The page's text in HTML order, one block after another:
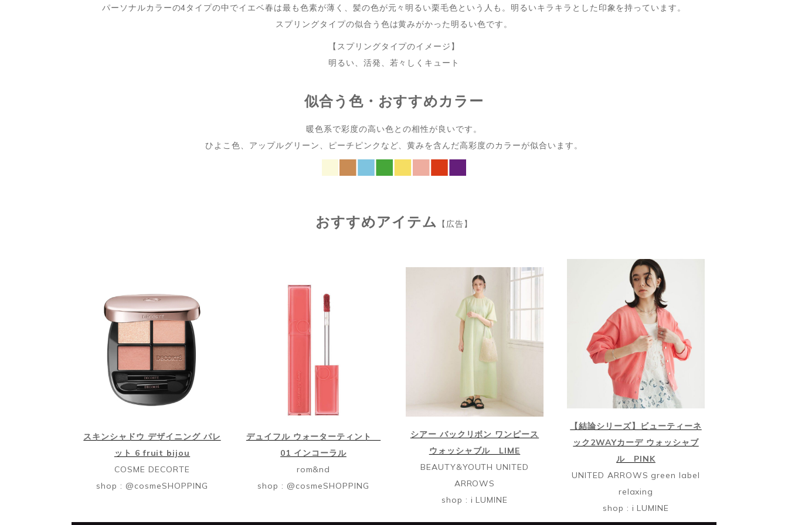
パーソナルカラーの4タイプの中でイエベ春は最も色素が薄く、髪の色が元々明るい栗毛色という人も。明るいキラキラとした印象を持っています。
スプリングタイプの似合う色は黄みがかった明るい色です。
【スプリングタイプのイメージ】
明るい、活発、若々しくキュート
似合う色・おすすめカラー
暖色系で彩度の高い色との相性が良いです。
ひよこ色、アップルグリーン、ピーチピンクなど、黄みを含んだ高彩度のカラーが似合います。
おすすめアイテム 【広告】
スキンシャドウ デザイニング パレ
ット 6 fruit bijou
COSME DECORTE
shop : @cosmeSHOPPING
デュイフル ウォーターティント
01 インコーラル
rom&nd
shop : @cosmeSHOPPING
シアー バックリボン ワンピース
ウォッシャブル LIME
BEAUTY&YOUTH UNITED
ARROWS
shop : i LUMINE
【結論シリーズ】ビューティーネ
ック2WAYカーデ ウォッシャブ
ル PINK
UNITED ARROWS green label
relaxing
shop : i LUMINE